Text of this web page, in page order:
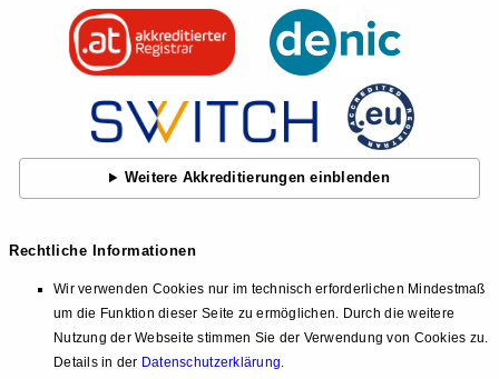
Weitere Akkreditierungen einblenden
Rechtliche Informationen
Wir verwenden Cookies nur im technisch erforderlichen Mindestmaß
um die Funktion dieser Seite zu ermöglichen. Durch die weitere
Nutzung der Webseite stimmen Sie der Verwendung von Cookies zu.
Details in der Datenschutzerklärung.